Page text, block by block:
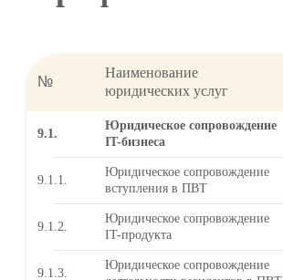
№
Наименование
юридических услуг
9.1.
Юридическое сопровождение
IT-бизнеса
9.1.1.
Юридическое сопровождение
вступления в ПВТ
9.1.2.
Юридическое сопровождение
IT-продукта
9.1.3.
Юридическое сопровождение